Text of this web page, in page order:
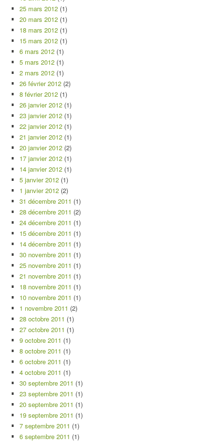
25 mars 2012 (1)
20 mars 2012 (1)
18 mars 2012 (1)
15 mars 2012 (1)
6 mars 2012 (1)
5 mars 2012 (1)
2 mars 2012 (1)
26 février 2012 (2)
8 février 2012 (1)
26 janvier 2012 (1)
23 janvier 2012 (1)
22 janvier 2012 (1)
21 janvier 2012 (1)
20 janvier 2012 (2)
17 janvier 2012 (1)
14 janvier 2012 (1)
5 janvier 2012 (1)
1 janvier 2012 (2)
31 décembre 2011 (1)
28 décembre 2011 (2)
24 décembre 2011 (1)
15 décembre 2011 (1)
14 décembre 2011 (1)
30 novembre 2011 (1)
25 novembre 2011 (1)
21 novembre 2011 (1)
18 novembre 2011 (1)
10 novembre 2011 (1)
1 novembre 2011 (2)
28 octobre 2011 (1)
27 octobre 2011 (1)
9 octobre 2011 (1)
8 octobre 2011 (1)
6 octobre 2011 (1)
4 octobre 2011 (1)
30 septembre 2011 (1)
23 septembre 2011 (1)
20 septembre 2011 (1)
19 septembre 2011 (1)
7 septembre 2011 (1)
6 septembre 2011 (1)